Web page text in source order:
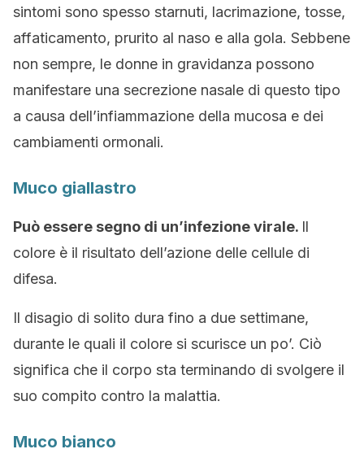
sintomi sono spesso starnuti, lacrimazione, tosse,
affaticamento, prurito al naso e alla gola. Sebbene
non sempre, le donne in gravidanza possono
manifestare una secrezione nasale di questo tipo
a causa dell’infiammazione della mucosa e dei
cambiamenti ormonali.
Muco giallastro
Può essere segno di un’infezione virale. Il
colore è il risultato dell’azione delle cellule di
difesa.
Il disagio di solito dura fino a due settimane,
durante le quali il colore si scurisce un po’. Ciò
significa che il corpo sta terminando di svolgere il
suo compito contro la malattia.
Muco bianco